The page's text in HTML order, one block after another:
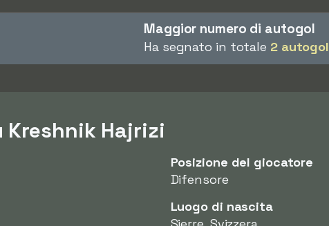
Maggior numero di autogol
Ha segnato in totale 2 autogol
Hajrizi
Posizione del giocatore
Difensore
Luogo di nascita